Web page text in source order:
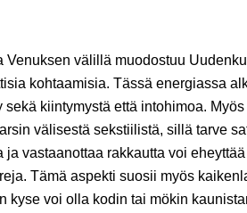
välillä muodostuu
kohtaamisia. Tässä energiassa
kiintymystä että intohimoa.
välisestä sekstiilistä, sillä tarve
vastaanottaa rakkautta voi
Tämä aspekti suosii myös
kyse voi olla kodin tai mökin